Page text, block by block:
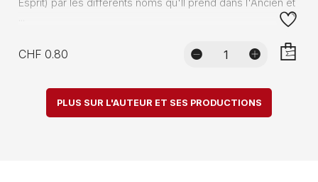
CHF 0.80
PLUS SUR L'AUTEUR ET SES PRODUCTIONS